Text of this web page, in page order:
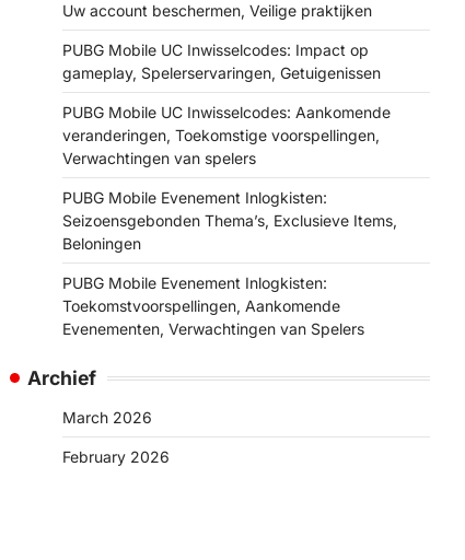
Uw account beschermen, Veilige praktijken
PUBG Mobile UC Inwisselcodes: Impact op
gameplay, Spelerservaringen, Getuigenissen
PUBG Mobile UC Inwisselcodes: Aankomende
veranderingen, Toekomstige voorspellingen,
Verwachtingen van spelers
PUBG Mobile Evenement Inlogkisten:
Seizoensgebonden Thema’s, Exclusieve Items,
Beloningen
PUBG Mobile Evenement Inlogkisten:
Toekomstvoorspellingen, Aankomende
Evenementen, Verwachtingen van Spelers
Archief
March 2026
February 2026